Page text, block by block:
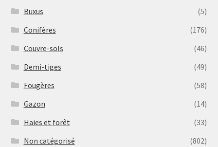
Buxus
(5)
Conifères
(176)
Couvre-sols
(46)
Demi-tiges
(49)
Fougères
(58)
Gazon
(14)
Haies et forêt
(33)
Non catégorisé
(802)